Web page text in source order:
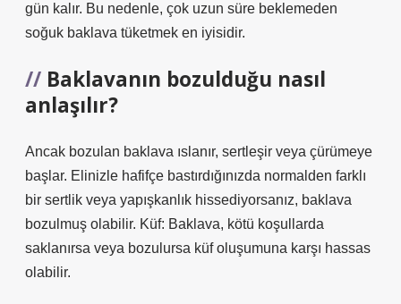
gün kalır. Bu nedenle, çok uzun süre beklemeden
soğuk baklava tüketmek en iyisidir.
Baklavanın bozulduğu nasıl
anlaşılır?
Ancak bozulan baklava ıslanır, sertleşir veya çürümeye
başlar. Elinizle hafifçe bastırdığınızda normalden farklı
bir sertlik veya yapışkanlık hissediyorsanız, baklava
bozulmuş olabilir. Küf: Baklava, kötü koşullarda
saklanırsa veya bozulursa küf oluşumuna karşı hassas
olabilir.